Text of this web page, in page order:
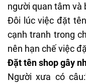
người quan tâm và
Đôi lúc việc đặt
cạnh tranh trong
nên hạn chế việc
Đặt tên shop gây
Người xưa có